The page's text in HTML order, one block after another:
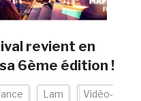
revient en
6ème édition !
Lam Vidéo-